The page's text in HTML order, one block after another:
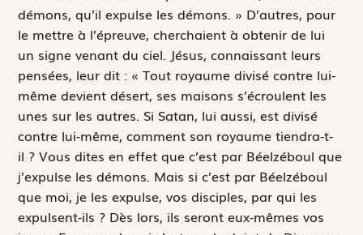
démons, qu’il expulse les démons. » D’autres, pour
le mettre à l’épreuve, cherchaient à obtenir de lui
un signe venant du ciel. Jésus, connaissant leurs
pensées, leur dit : « Tout royaume divisé contre lui-
même devient désert, ses maisons s’écroulent les
unes sur les autres. Si Satan, lui aussi, est divisé
contre lui-même, comment son royaume tiendra-t-
il ? Vous dites en effet que c’est par Béelzéboul que
j’expulse les démons. Mais si c’est par Béelzéboul
que moi, je les expulse, vos disciples, par qui les
expulsent-ils ? Dès lors, ils seront eux-mêmes vos